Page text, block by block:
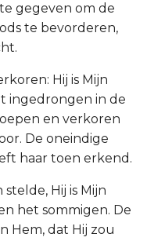
gegeven om de
te bevorderen,
Hij is Mijn
ingedrongen in de
en verkoren
De oneindige
haar toen erkend.
Hij is Mijn
het sommigen. De
Hem, dat Hij zou